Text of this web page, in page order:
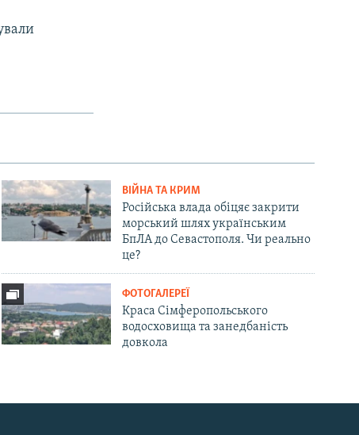
ВІЙНА ТА КРИМ
Російська влада обіцяє закрити
морський шлях українським
БпЛА до Севастополя. Чи реально
це?
ФОТОГАЛЕРЕЇ
Краса Сімферопольського
водосховища та занедбаність
довкола